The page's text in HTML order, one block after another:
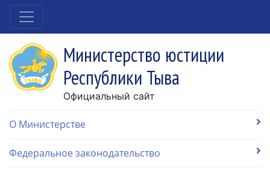
Министерство юстиции
Республики Тыва
Официальный сайт
О Министерстве
Федеральное законодательство